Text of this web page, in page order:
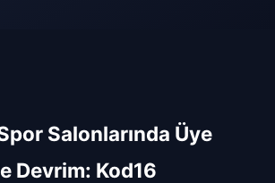
Salonlarında Üye
Devrim: Kod16